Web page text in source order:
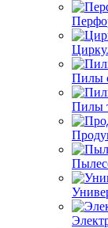
Пилы
Пилы